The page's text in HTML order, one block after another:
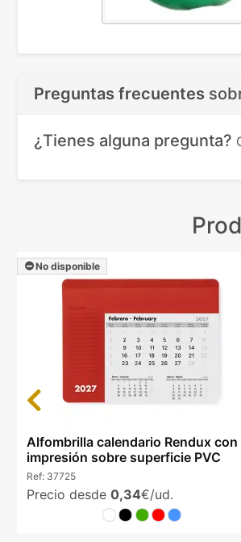
Preguntas frecuentes
¿Tienes alguna pregunta?
No disponible
Alfombrilla calendario Rendux con
impresión sobre superficie PVC
Ref: 37725
Precio desde 0,34€/ud.
Previous